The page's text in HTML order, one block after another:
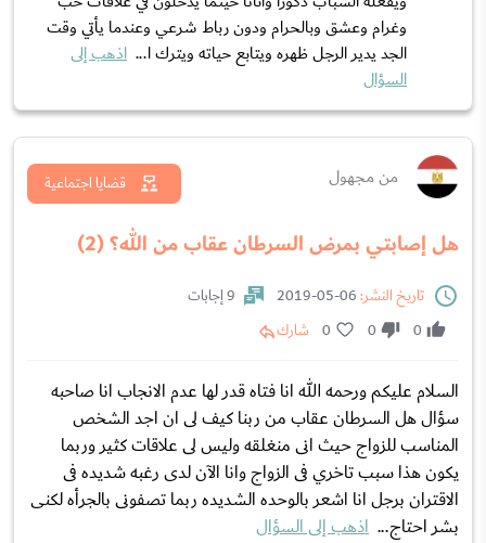
وغرام وعشق وبالحرام ودون رباط شرعي وعندما يأتي وقت
الجد يدير الرجل ظهره ويتابع حياته ويترك ا... اذهب إلى
السؤال
من مجهول
هل إصابتي بمرض السرطان عقاب من الله؟ (2)
قضايا اجتماعية
تاريخ النشر:
9 إجابات
0
0
0 شارك
السلام عليكم ورحمه الله انا فتاه قدر لها عدم الانجاب انا صاحبه
سؤال هل السرطان عقاب من ربنا كيف لى ان اجد الشخص
المناسب للزواج حيث انى منغلقه وليس لى علاقات كثير وربما
يكون هذا سبب تاخري فى الزواج وانا اﻵن لدى رغبه شديده فى
الاقتران برجل انا اشعر بالوحده الشديده ربما تصفونى بالجرأه لكنى
بشر احتاج... اذهب إلى السؤال